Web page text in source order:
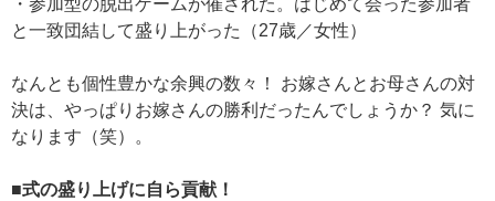
・参加型の脱出ゲームが催された。はじめて会った参加者
と一致団結して盛り上がった（27歳／女性）
なんとも個性豊かな余興の数々！ お嫁さんとお母さんの対
決は、やっぱりお嫁さんの勝利だったんでしょうか？ 気に
なります（笑）。
■式の盛り上げに自ら貢献！